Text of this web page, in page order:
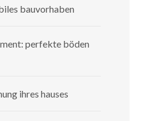
bauvorhaben
perfekte böden
ihres hauses